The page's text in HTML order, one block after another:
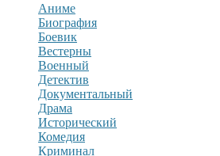
Аниме
Биография
Боевик
Вестерны
Военный
Детектив
Документальный
Драма
Исторический
Комедия
Криминал